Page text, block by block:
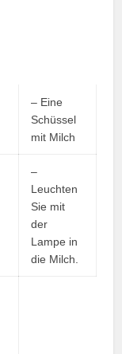
– Eine
Schüssel
mit Milch
–
Leuchten
Sie mit
der
Lampe in
die Milch.